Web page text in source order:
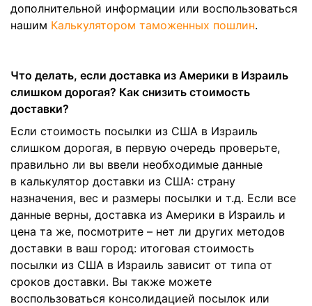
дополнительной информации или воспользоваться
нашим Калькулятором таможенных пошлин.
Что делать, если доставка из Америки в Израиль
слишком дорогая? Как снизить стоимость
доставки?
Если стоимость посылки из США в Израиль
слишком дорогая, в первую очередь проверьте,
правильно ли вы ввели необходимые данные
в калькулятор доставки из США: страну
назначения, вес и размеры посылки и т.д. Если все
данные верны, доставка из Америки в Израиль и
цена та же, посмотрите – нет ли других методов
доставки в ваш город: итоговая стоимость
посылки из США в Израиль зависит от типа от
сроков доставки. Вы также можете
воспользоваться консолидацией посылок или